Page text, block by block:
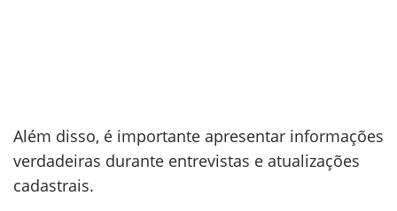
Além disso, é importante apresentar informações
verdadeiras durante entrevistas e atualizações
cadastrais.